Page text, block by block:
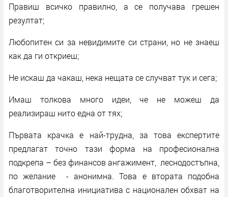
Правиш всичко правилно, а се получава грешен
резултат;
Любопитен си за невидимите си страни, но не знаеш
как да ги откриеш;
Не искаш да чакаш, нека нещата се случват тук и сега;
Имаш толкова много идеи, че не можеш да
реализираш нито една от тях;
Първата крачка е най-трудна, за това експертите
предлагат точно тази форма на професионална
подкрепа – без финансов ангажимент, леснодостъпна,
по желание - анонимна. Това е втората подобна
благотворителна инициатива с национален обхват на